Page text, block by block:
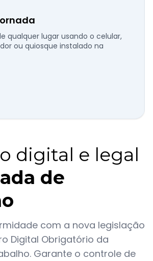
qualquer lugar usando o celular,
ou quiosque instalado na
digital e legal
de
com a nova legislação
Digital Obrigatório da
Garante o controle de